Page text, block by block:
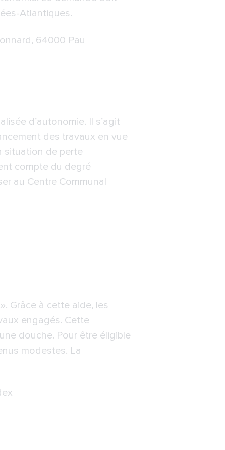
Atlantiques.
64000 Pau
d’autonomie. Il s’agit
des travaux en vue
situation de perte
compte du degré
au Centre Communal
Grâce à cette aide, les
engagés. Cette
douche. Pour être éligible
modestes. La